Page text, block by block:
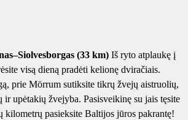
(33 km) Iš ryto atplaukę į
visą dieną pradėti kelionę dviračiais.
prie Mörrum sutiksite tikrų žvejų aistruolių,
ir upėtakių žvejyba. Pasisveikinę su jais tęsite
kilometrų pasieksite Baltijos jūros pakrantę!